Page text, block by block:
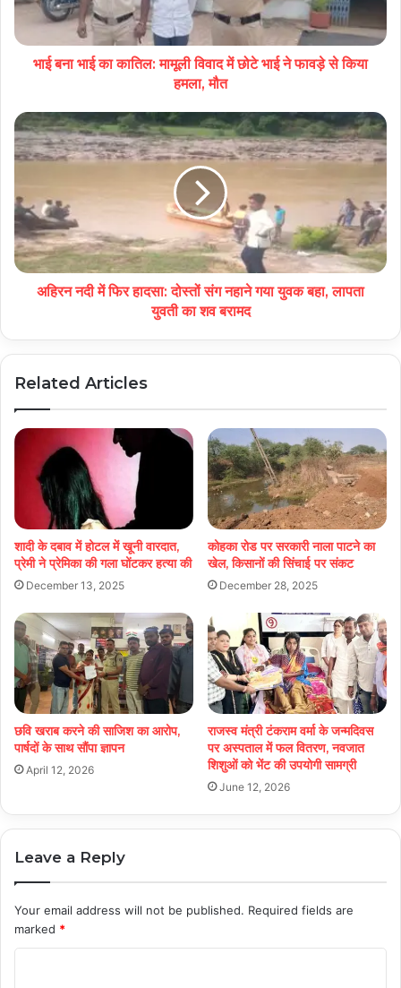
भाई बना भाई का कातिल: मामूली विवाद में छोटे भाई ने फावड़े से किया
हमला, मौत
अहिरन नदी में फिर हादसा: दोस्तों संग नहाने गया युवक बहा, लापता
युवती का शव बरामद
Related Articles
शादी के दबाव में होटल में खूनी वारदात,
प्रेमी ने प्रेमिका की गला घोंटकर हत्या की
December 13, 2025
कोहका रोड पर सरकारी नाला पाटने का
खेल, किसानों की सिंचाई पर संकट
December 28, 2025
छवि खराब करने की साजिश का आरोप,
पार्षदों के साथ सौंपा ज्ञापन
April 12, 2026
राजस्व मंत्री टंकराम वर्मा के जन्मदिवस
पर अस्पताल में फल वितरण, नवजात
शिशुओं को भेंट की उपयोगी सामग्री
June 12, 2026
Leave a Reply
Your email address will not be published. Required fields are
marked *